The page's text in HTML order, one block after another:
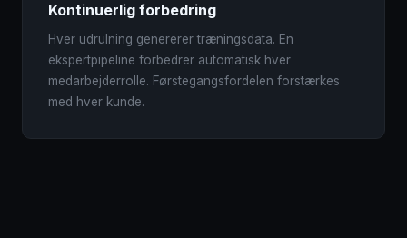
Kontinuerlig forbedring
Hver udrulning genererer træningsdata. En
ekspertpipeline forbedrer automatisk hver
medarbejderrolle. Førstegangsfordelen forstærkes
med hver kunde.